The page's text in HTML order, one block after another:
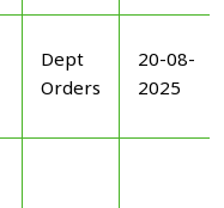
Dept
Orders
20-08-
2025